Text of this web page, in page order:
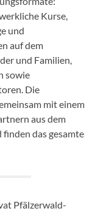
Kurse,
und
auf dem
und Familien,
sowie
Die
mit einem
aus dem
das gesamte
Pfälzerwald-